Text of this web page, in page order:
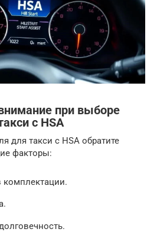
при выборе
с HSA
для такси с HSA обратите
факторы:
комплектации.